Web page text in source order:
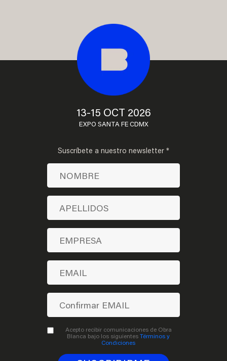
13-15 OCT 2026
EXPO SANTA FE CDMX
Suscríbete a nuestro newsletter *
Acepto recibir comunicaciones de Obra
Blanca bajo los siguientesTérminos y
Condiciones